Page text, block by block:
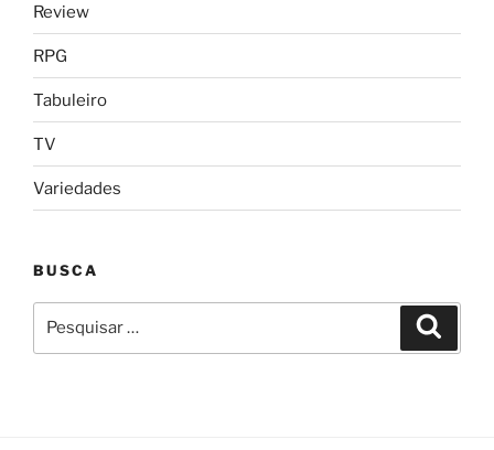
Review
RPG
Tabuleiro
TV
Variedades
BUSCA
por: